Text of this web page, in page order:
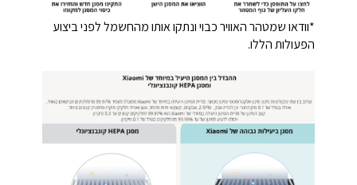
*וודאו שמטהר האוויר כבוי ונתקו אותו מהחשמל לפני ביצוע
הפעולות הללו.